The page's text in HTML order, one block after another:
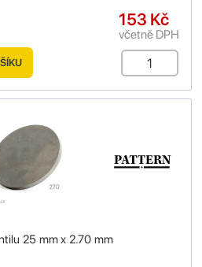
153 Kč
včetně DPH
25 mm x 2.70 mm